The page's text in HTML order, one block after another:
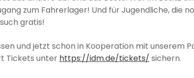
zum Fahrerlager! Und für Jugendliche, die
gratis!
und jetzt schon in Kooperation mit unserem
Tickets unter https://idm.de/tickets/ sichern.